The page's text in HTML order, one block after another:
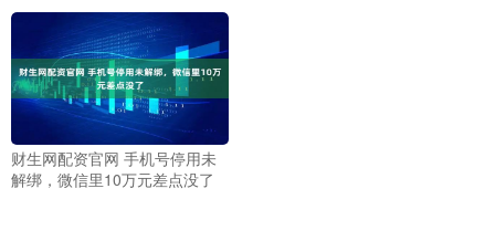
财生网配资官网 手机号停用未
解绑，微信里10万元差点没了